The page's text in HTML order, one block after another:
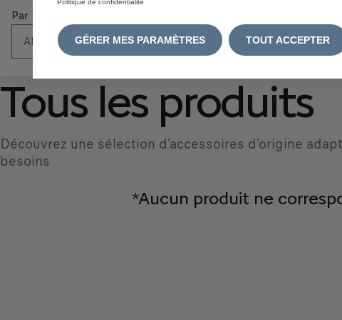
Par N° d'immatriculation
Tous les produits
Découvrez une sélection d'accessoires d'origine
besoins
*Aucun produit ne
GÉRER MES PARAMÈTRES TOUT ACCEPTER